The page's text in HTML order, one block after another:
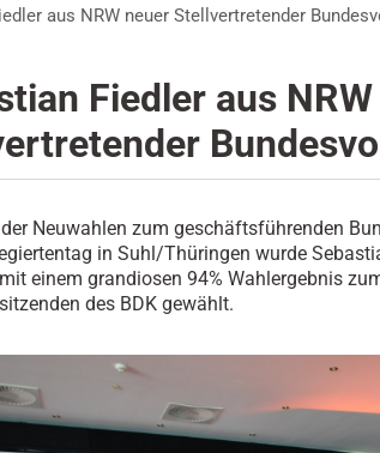
aus NRW neuer Stellvertretender
Fiedler aus
Neuwahlen zum geschäftsführenden
in Suhl/Thüringen wurde
einem grandiosen 94% Wahlergebnis
des BDK gewählt.